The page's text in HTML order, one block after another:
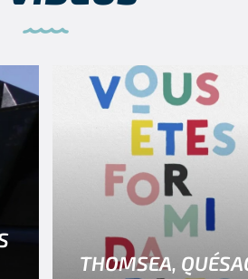
THOMSEA,